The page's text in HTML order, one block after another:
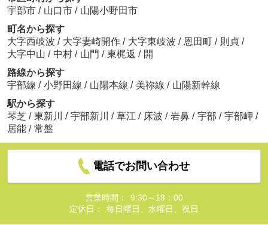
宇部市 / 山口市 / 山陽小野田市
町名から探す
大字西岐波 / 大字妻崎開作 / 大字東岐波 / 恩田町 / 則貞 /
大字中山 / 中村 / 山門 / 東梶返 / 開
路線から探す
宇部線 / 小野田線 / 山陽本線 / 美祢線 / 山陽新幹線
駅から探す
琴芝 / 東新川 / 宇部新川 / 草江 / 床波 / 岩鼻 / 宇部 / 宇部岬 /
居能 / 常盤
電話でお問い合わせ
営業時間：
9:30～18：00
定休日：
毎日曜日、水曜日、祝日